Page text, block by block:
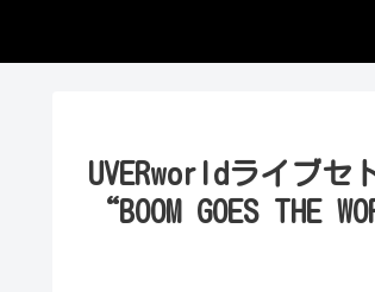
UVERworldライブセ
“BOOM GOES THE